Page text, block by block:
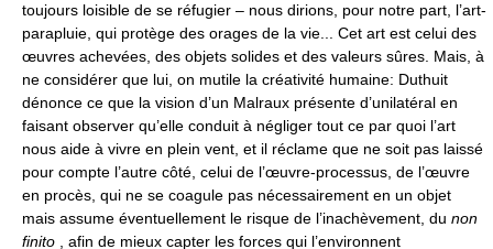
toujours loisible de se réfugier – nous dirions, pour notre part, l’art-
parapluie, qui protège des orages de la vie... Cet art est celui des
œuvres achevées, des objets solides et des valeurs sûres. Mais, à
ne considérer que lui, on mutile la créativité humaine: Duthuit
dénonce ce que la vision d’un Malraux présente d’unilatéral en
faisant observer qu’elle conduit à négliger tout ce par quoi l’art
nous aide à vivre en plein vent, et il réclame que ne soit pas laissé
pour compte l’autre côté, celui de l’œuvre-processus, de l’œuvre
en procès, qui ne se coagule pas nécessairement en un objet
mais assume éventuellement le risque de l’inachèvement, du non
finito , afin de mieux capter les forces qui l’environnent